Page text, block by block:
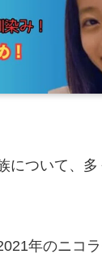
について、多
年のニコ